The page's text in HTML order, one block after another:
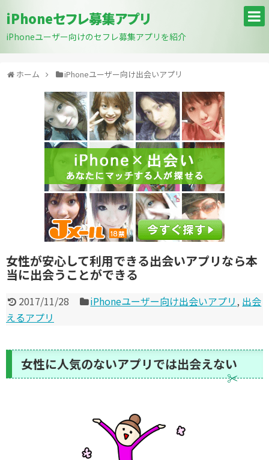
iPhoneセフレ募集アプリ
iPhoneユーザー向けのセフレ募集アプリを紹介
ホーム iPhoneユーザー向け出会いアプリ
女性が安心して利用できる出会いアプリなら本
当に出会うことができる
2017/11/28 iPhoneユーザー向け出会いアプリ, 出会
えるアプリ
女性に人気のないアプリでは出会えない